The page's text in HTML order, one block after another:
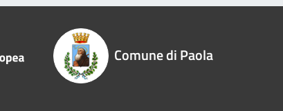
Comune di Paola